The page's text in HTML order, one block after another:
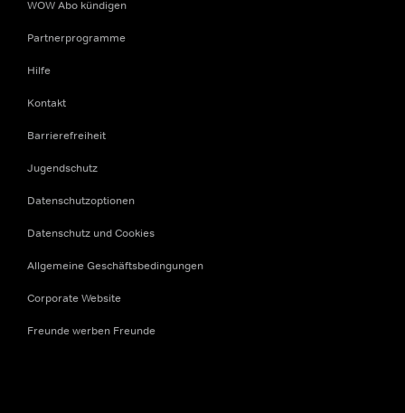
WOW Abo kündigen
Partnerprogramme
Hilfe
Kontakt
Barrierefreiheit
Jugendschutz
Datenschutzoptionen
Datenschutz und Cookies
Allgemeine Geschäftsbedingungen
Corporate Website
Freunde werben Freunde